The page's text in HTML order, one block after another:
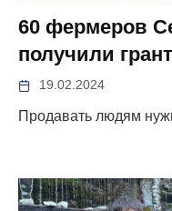
60 фермеров
получили
19.02.2024
Продавать людям